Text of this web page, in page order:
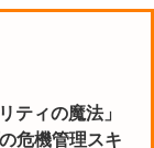
ティの魔法」
危機管理スキ